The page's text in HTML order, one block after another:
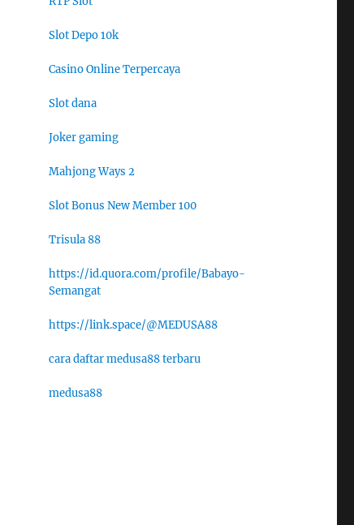
Slot Depo 10k
Casino Online Terpercaya
Slot dana
Joker gaming
Mahjong Ways 2
Slot Bonus New Member 100
Trisula 88
https://id.quora.com/profile/Babayo-
Semangat
https://link.space/@MEDUSA88
cara daftar medusa88 terbaru
medusa88